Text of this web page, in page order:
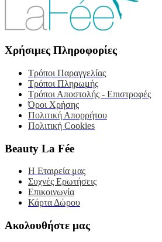
Χρήσιμες Πληροφορίες
Τρόποι Παραγγελίας
Τρόποι Πληρωμής
Τρόποι Αποστολής - Επιστροφές
Όροι Χρήσης
Πολιτική Απορρήτου
Πολιτική Cookies
Beauty La Fée
Η Εταιρεία μας
Συχνές Ερωτήσεις
Επικοινωνία
Κάρτα Δώρου
Ακολουθήστε μας